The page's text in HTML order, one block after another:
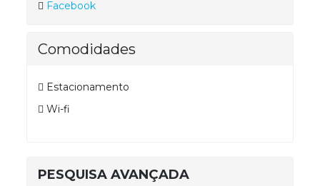
Facebook
Comodidades
Estacionamento
Wi-fi
PESQUISA AVANÇADA